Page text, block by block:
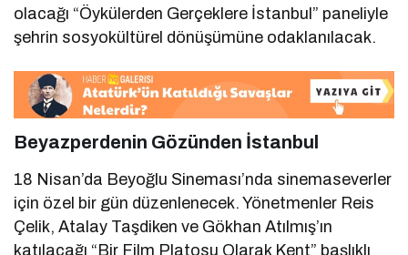
olacağı “Öykülerden Gerçeklere İstanbul” paneliyle
şehrin sosyokültürel dönüşümüne odaklanılacak.
Beyazperdenin Gözünden İstanbul
18 Nisan’da Beyoğlu Sineması’nda sinemaseverler
için özel bir gün düzenlenecek. Yönetmenler Reis
Çelik, Atalay Taşdiken ve Gökhan Atılmış’ın
katılacağı “Bir Film Platosu Olarak Kent” başlıklı